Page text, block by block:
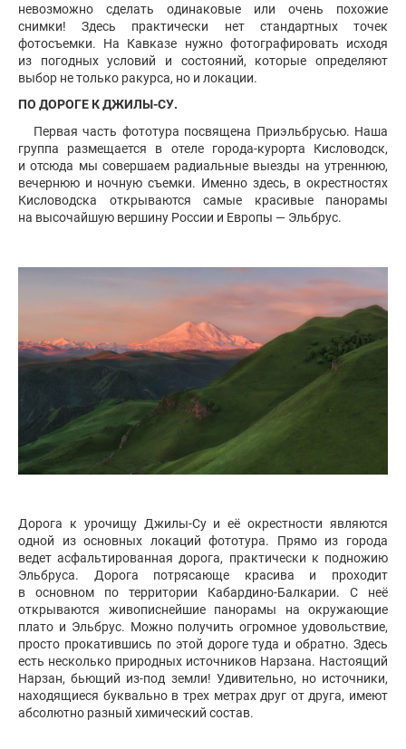
невозможно сделать одинаковые или очень похожие
снимки! Здесь практически нет стандартных точек
фотосъемки. На Кавказе нужно фотографировать исходя
из погодных условий и состояний, которые определяют
выбор не только ракурса, но и локации.
ПО ДОРОГЕ К ДЖИЛЫ-СУ.
Первая часть фототура посвящена Приэльбрусью. Наша
группа размещается в отеле города-курорта Кисловодск,
и отсюда мы совершаем радиальные выезды на утреннюю,
вечернюю и ночную съемки. Именно здесь, в окрестностях
Кисловодска открываются самые красивые панорамы
на высочайшую вершину России и Европы — Эльбрус.
Дорога к урочищу Джилы-Су и её окрестности являются
одной из основных локаций фототура. Прямо из города
ведет асфальтированная дорога, практически к подножию
Эльбруса. Дорога потрясающе красива и проходит
в основном по территории Кабардино-Балкарии. С неё
открываются живописнейшие панорамы на окружающие
плато и Эльбрус. Можно получить огромное удовольствие,
просто прокатившись по этой дороге туда и обратно. Здесь
есть несколько природных источников Нарзана. Настоящий
Нарзан, бьющий из-под земли! Удивительно, но источники,
находящиеся буквально в трех метрах друг от друга, имеют
абсолютно разный химический состав.